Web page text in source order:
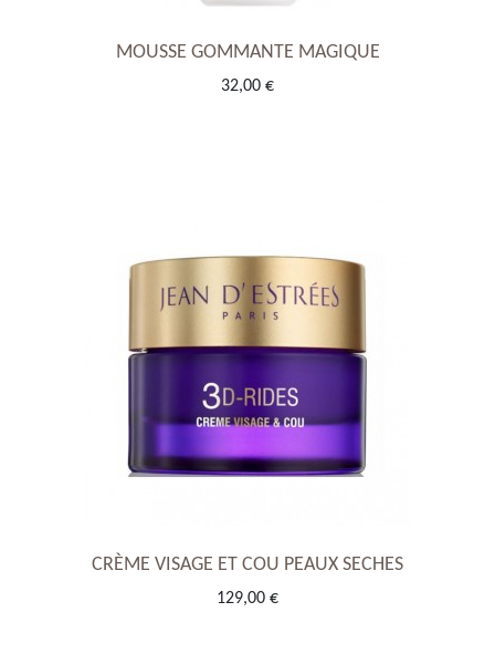
MOUSSE GOMMANTE MAGIQUE
32,00 €
CRÈME VISAGE ET COU PEAUX SECHES
129,00 €